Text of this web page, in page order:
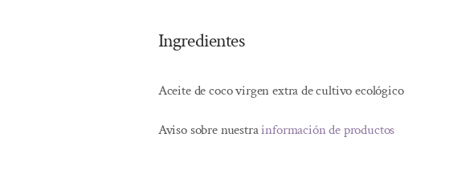
Ingredientes
Aceite de coco virgen extra de cultivo ecológico
Aviso sobre nuestrainformación de productos